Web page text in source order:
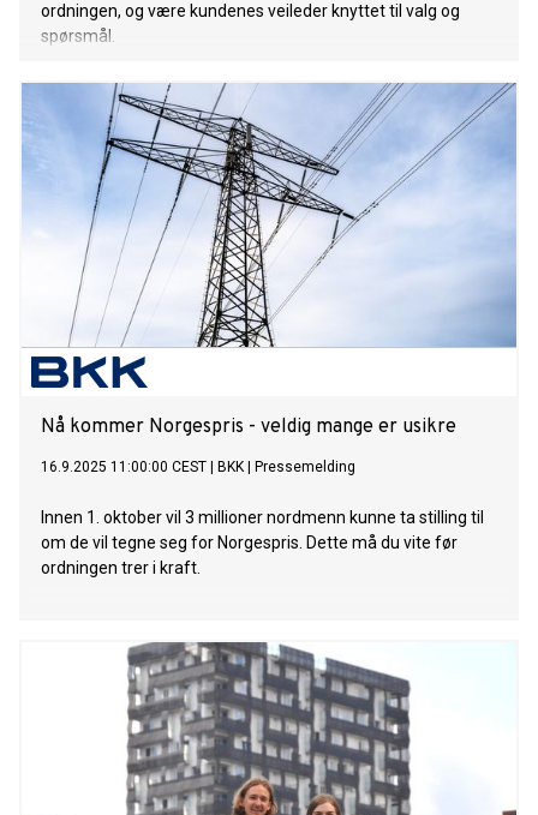
ordningen, og være kundenes veileder knyttet til valg og
spørsmål.
Nå kommer Norgespris - veldig mange er usikre
16.9.2025 11:00:00 CEST BKK Pressemelding
Innen 1. oktober vil 3 millioner nordmenn kunne ta stilling til
om de vil tegne seg for Norgespris. Dette må du vite før
ordningen trer i kraft.